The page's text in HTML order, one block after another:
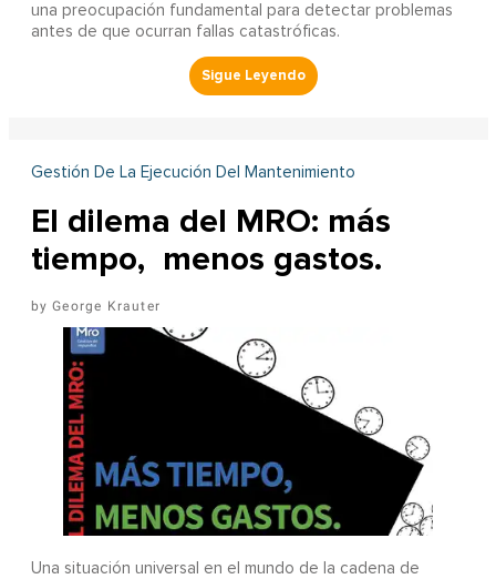
una preocupación fundamental para detectar problemas
antes de que ocurran fallas catastróficas.
Gestión De La Ejecución Del Mantenimiento
El dilema del MRO: más
tiempo, menos gastos.
George Krauter
Una situación universal en el mundo de la cadena de